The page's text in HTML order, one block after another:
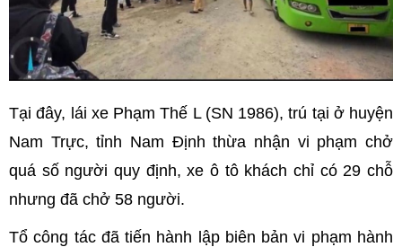
Tại đây, lái xe Phạm Thế L (SN 1986), trú tại ở huyện
Nam Trực, tỉnh Nam Định thừa nhận vi phạm chở
quá số người quy định, xe ô tô khách chỉ có 29 chỗ
nhưng đã chở 58 người.
Tổ công tác đã tiến hành lập biên bản vi phạm hành